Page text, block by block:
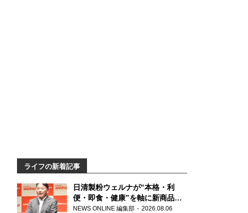
ライフの新着記事
日清製粉ウェルナが“本格・利
便・即食・健康”を軸に新商品を
展開 「マ・マー」「青の洞窟」
NEWS ONLINE 編集部 2026.08.06